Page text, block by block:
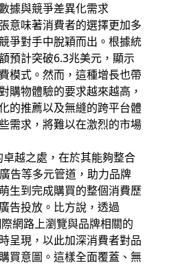
據與競爭差異化需求
意味著消費者的選擇更加多
爭對手中脫穎而出。根據統
預計突破6.3兆美元，顯示
模式。然而，這種增長也帶
購物體驗的要求越來越高，
的推薦以及無縫的跨平台體
需求，將難以在激烈的市場
越之處，在於其能夠整合
告等多元管道，助力品牌
生到完成購買的整個消費歷
告投放。比方說，透過
網路上瀏覽與品牌相關的
呈現，以此加深消費者對品
買意圖。這樣全面覆蓋、無